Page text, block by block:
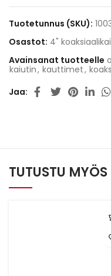
Tuotetunnus (SKU):
Osastot: 4"
Avainsanat tuotteelle
kaiutin, kauttimet,
Jaa
TUTUSTU MYÖS